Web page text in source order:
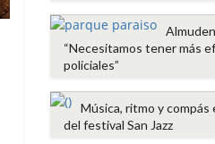
“Necesitamos tener más
policiales”
Música, ritmo y compás
del festival San Jazz